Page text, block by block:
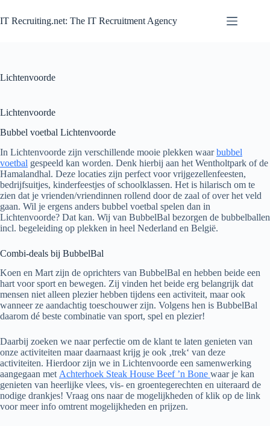
Inhalt
springen
IT Recruiting.net: The IT Recruitment Agency
Lichtenvoorde
Lichtenvoorde
Bubbel voetbal Lichtenvoorde
In Lichtenvoorde zijn verschillende mooie plekken waarbubbel
voetbal gespeeld kan worden. Denk hierbij aan het Wentholtpark of de
Hamalandhal. Deze locaties zijn perfect voor vrijgezellenfeesten,
bedrijfsuitjes, kinderfeestjes of schoolklassen. Het is hilarisch om te
zien dat je vrienden/vriendinnen rollend door de zaal of over het veld
gaan. Wil je ergens anders bubbel voetbal spelen dan in
Lichtenvoorde? Dat kan. Wij van BubbelBal bezorgen de bubbelballen
incl. begeleiding op plekken in heel Nederland en België.
Combi-deals bij BubbelBal
Koen en Mart zijn de oprichters van BubbelBal en hebben beide een
hart voor sport en bewegen. Zij vinden het beide erg belangrijk dat
mensen niet alleen plezier hebben tijdens een activiteit, maar ook
wanneer ze aandachtig toeschouwer zijn. Volgens hen is BubbelBal
daarom dé beste combinatie van sport, spel en plezier!
Daarbij zoeken we naar perfectie om de klant te laten genieten van
onze activiteiten maar daarnaast krijg je ook ‚trek‘ van deze
activiteiten. Hierdoor zijn we in Lichtenvoorde een samenwerking
aangegaan met Achterhoek Steak House Beef ’n Bone waar je kan
genieten van heerlijke vlees, vis- en groentegerechten en uiteraard de
nodige drankjes! Vraag ons naar de mogelijkheden of klik op de link
voor meer info omtrent mogelijkheden en prijzen.